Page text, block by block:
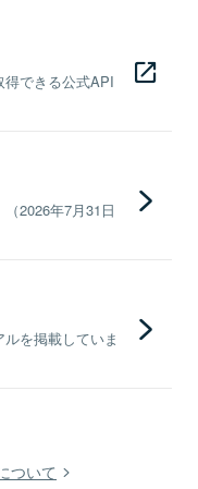
できる公式API
2026年7月31日
を掲載していま
ついて